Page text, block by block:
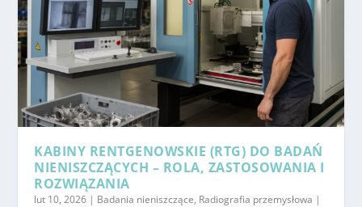
KABINY RENTGENOWSKIE (RTG) DO BADAŃ
NIENISZCZĄCYCH – ROLA, ZASTOSOWANIA I
ROZWIĄZANIA
lut 10, 2026 | Badania nieniszczące, Radiografia przemysłowa |